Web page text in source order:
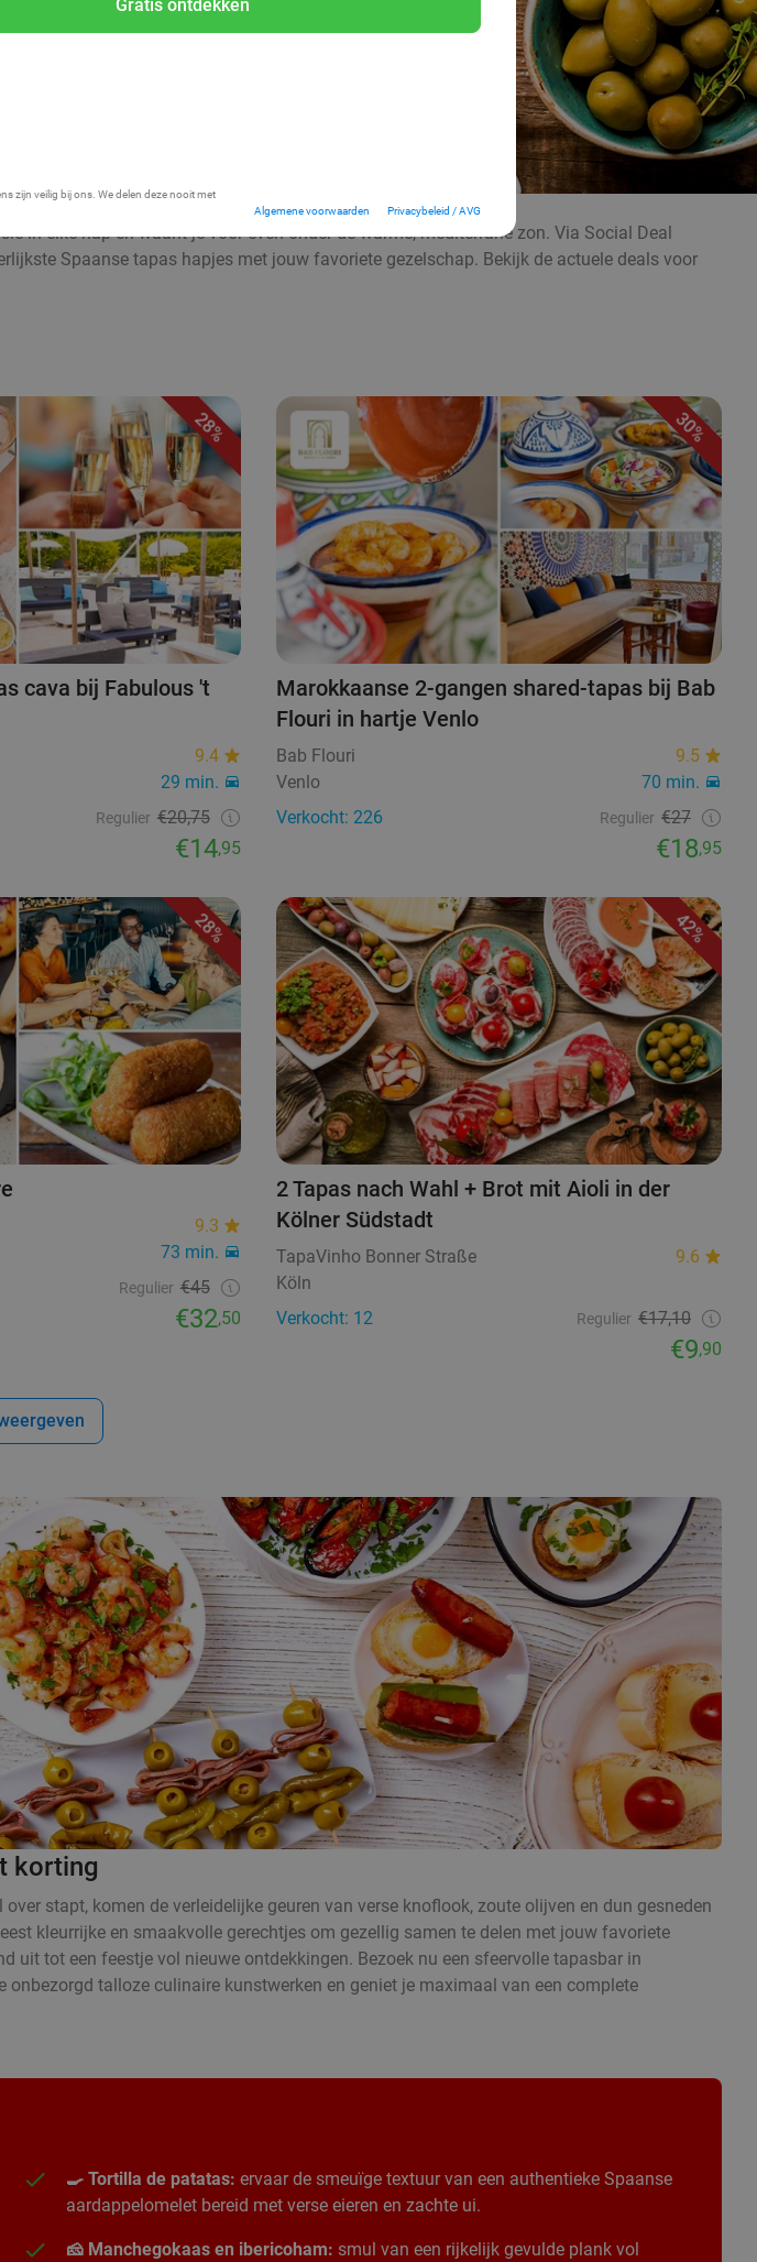
Gratis ontdekken
zijn veilig bij ons. We delen deze nooit met
Algemene voorwaarden Privacybeleid / AVG
in elke hap en waant je voor even onder de warme, mediterrane zon. Via Social Deal
Spaanse tapas hapjes met jouw favoriete gezelschap. Bekijk de actuele deals voor
28%
cava bij Fabulous 't
9.4
29 min.
Regulier €20,75
€14,95
30%
Marokkaanse 2-gangen shared-tapas bij Bab
Flouri in hartje Venlo
Bab Flouri
9.5
Venlo
70 min.
Verkocht: 226
Regulier €27
€18,95
28%
9.3
73 min.
Regulier €45
€32,50
42%
2 Tapas nach Wahl + Brot mit Aioli in der
Kölner Südstadt
TapaVinho Bonner Straße
9.6
Köln
Verkocht: 12
Regulier €17,10
€9,90
korting
stapt, komen de verleidelijke geuren van verse knoflook, zoute olijven en dun gesneden
kleurrijke en smaakvolle gerechtjes om gezellig samen te delen met jouw favoriete
uit tot een feestje vol nieuwe ontdekkingen. Bezoek nu een sfeervolle tapasbar in
talloze culinaire kunstwerken en geniet je maximaal van een complete
🍳 Tortilla de patatas: ervaar de smeuïge textuur van een authentieke Spaanse
aardappelomelet bereid met verse eieren en zachte ui.
🧀 Manchegokaas en ibericoham: smul van een rijkelijk gevulde plank vol